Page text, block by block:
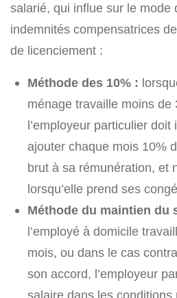
salarié, qui influe sur le mode
indemnités compensatrices
de licenciement :
Méthode des 10% :
ménage travaille moins de
l’employeur particulier doit
ajouter chaque mois 10%
brut à sa rémunération, et
lorsqu’elle prend ses
Méthode du maintien du
l’employé à domicile
mois, ou dans le cas
son accord, l’employeur
salaire dans les